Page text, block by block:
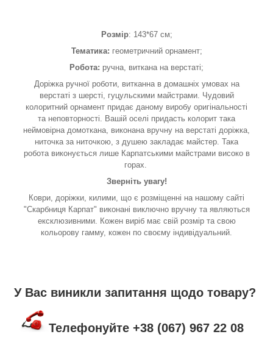
Розмір: 143*67 см;
Тематика: геометричний орнамент;
Робота: ручна, виткана на верстаті;
Доріжка ручної роботи, витканна в домашніх умовах на
верстаті з шерсті, гуцульскими майстрами. Чудовий
колоритний орнамент придає даному виробу оригінальності
та неповторності. Вашій оселі придасть колорит така
неймовірна домоткана, виконана вручну на верстаті доріжка,
ниточка за ниточкою, з душею закладає майстер. Така
робота виконується лише Карпатськими майстрами високо в
горах.
Зверніть увагу!
Коври, доріжки, килими, що є розміщенні на нашому сайті
"Скарбниця Карпат" виконані виключно вручну та являються
ексклюзивними. Кожен виріб має свій розмір та свою
кольорову гамму, кожен по своєму індивідуальний.
У Вас виникли запитання щодо товару?
Телефонуйте +38 (067) 967 22 08